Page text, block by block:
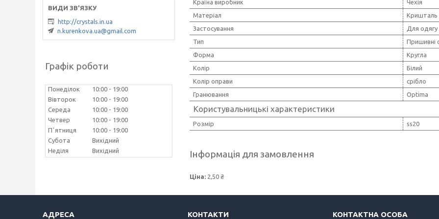
Країна виробник
Чехія
Матеріал
Кришталь
Застосування
Для одягу
Тип
Пришивні
Форма
Кругла
Колір
Білий
Колір оправи
срібло
Гранювання
Optima
Користувальницькі характеристики
Розмір ss20
Інформація для замовлення
Ціна: 2,50 ₴
http://crystals.in.ua
n.kurenkova.ua@gmail.com
Графік роботи
Понеділок 10:00
19:00
Вівторок
10:00
19:00
Середа
10:00
19:00
Четвер
10:00
19:00
Пʼятниця
10:00
19:00
Субота
Вихідний
Неділя
Вихідний